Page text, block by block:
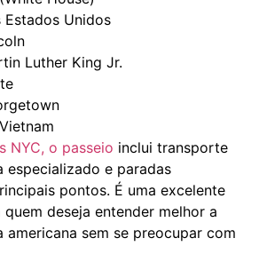
Unidos
Luther King Jr.
NYC, o passeio inclui transporte
especializado e paradas
pontos. É uma excelente
deseja entender melhor a
sem se preocupar com